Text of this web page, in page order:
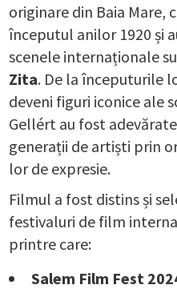
originare din Baia Mare,
începutul anilor 1920 și
scenele internaționale
Zita. De la începuturile
deveni figuri iconice ale
Gellért au fost
generații de artiști prin
lor de expresie.
Filmul a fost distins și
festivaluri de film
printre care:
Salem Film Fest